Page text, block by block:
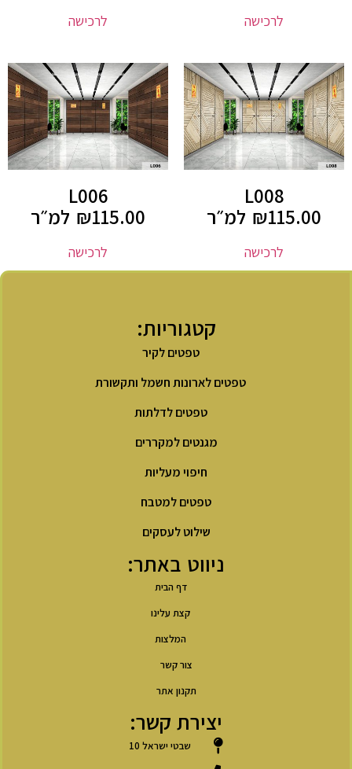
לרכישה לרכישה
L008
₪115.00 למ״ר
לרכישה
L006
₪115.00 למ״ר
לרכישה
קטגוריות:
טפטים לקיר
טפטים לארונות חשמל ותקשורת
טפטים לדלתות
מגנטים למקררים
חיפוי מעליות
טפטים למטבח
שילוט לעסקים
ניווט באתר:
דף הבית
קצת עלינו
המלצות
צור קשר
תקנון אתר
יצירת קשר:
שבטי ישראל 10